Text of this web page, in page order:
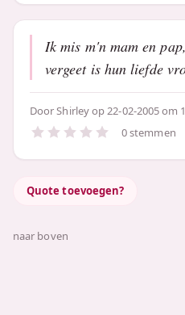
Ik mis m'n mam en
vergeet is hun liefde
DoorShirleyop 22-02-2005 om
0 stemmen
Quote toevoegen?
naar boven